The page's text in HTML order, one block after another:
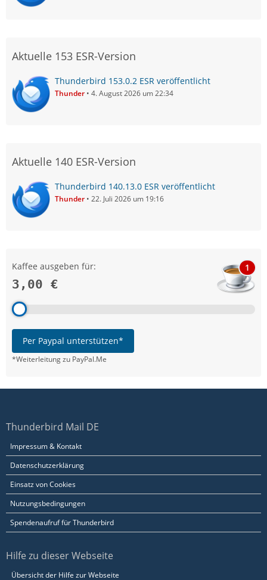
Aktuelle 153 ESR-Version
Thunderbird 153.0.2 ESR veröffentlicht
Thunder 4. August 2026 um 22:34
Aktuelle 140 ESR-Version
Thunderbird 140.13.0 ESR veröffentlicht
Thunder 22. Juli 2026 um 19:16
Kaffee ausgeben für:
3,00 €
1
Per Paypal unterstützen*
*Weiterleitung zu PayPal.Me
Thunderbird Mail DE
Impressum & Kontakt
Datenschutzerklärung
Einsatz von Cookies
Nutzungsbedingungen
Spendenaufruf für Thunderbird
Hilfe zu dieser Webseite
Übersicht der Hilfe zur Webseite